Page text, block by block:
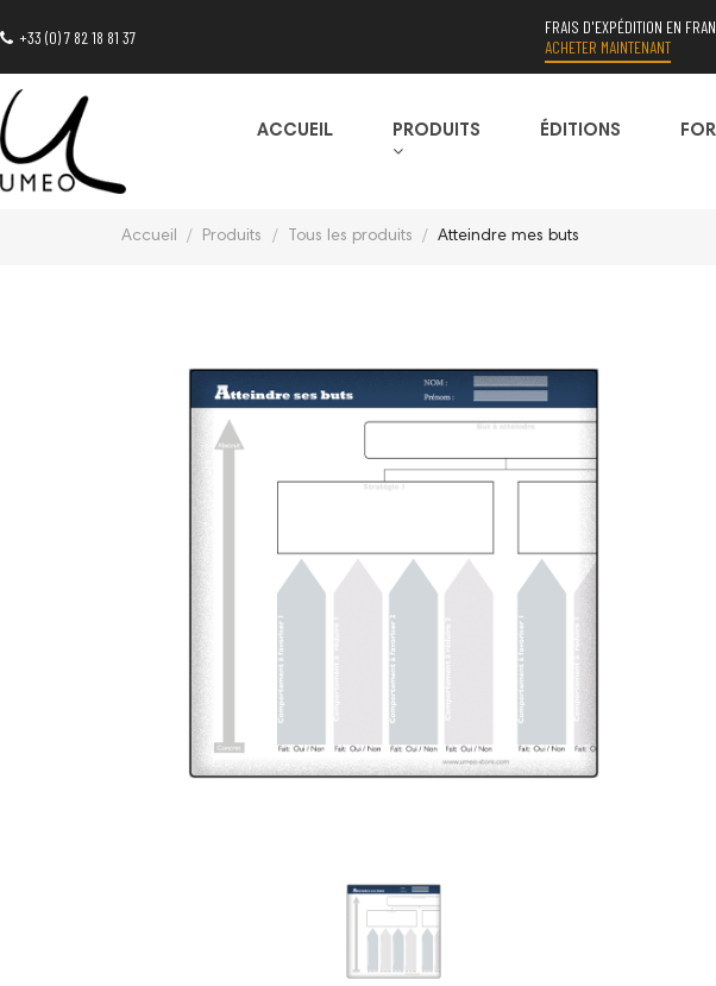
+33 (0) 7 82 18 81 37
FRAIS D'EXPÉDITION EN
ACHETER MAINTENANT
ACCUEIL PRODUITS ÉDITIONS
Accueil Produits Tous les produits Atteindre mes buts